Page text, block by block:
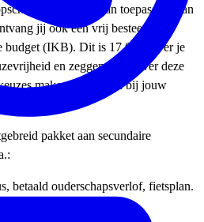
(schaal 09) van toepassing kan
jij ook een vrij besteedbaar
budget (IKB). Dit is 17,05% over je
en zeggenschap over deze
maken die passen bij jouw
en doelen.
pakket aan secundaire
betaald ouderschapsverlof, fietsplan.